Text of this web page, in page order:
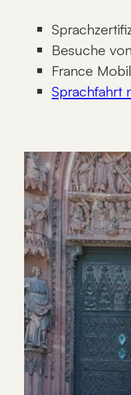
Besuche
France Mobil
Sprachfahrt